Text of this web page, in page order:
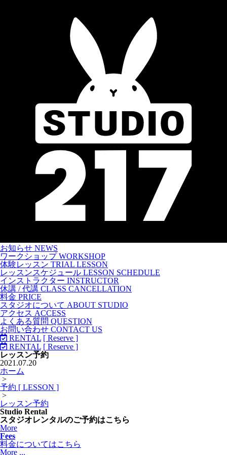
お知らせ NEWS
ワークショップ WORKSHOP
体験レッスン TRIAL LESSON
レッスンスケジュール LESSON SCHEDULE
インストラクター INSTRUCTOR
休講 / 代講 CLASS CANCELLATION
料金 PRICE
スタジオについて ABOUT STUDIO
アクセス ACCESS
よくある質問 QUESTION
お問い合わせ CONTACT US
RENTAL [ Reserve ]
RENTAL [ Reserve ]
レッスン予約
2021.07.20
ホーム
>
予約 [ LESSON ]
>
レッスン予約
Studio Rental
スタジオレンタルのご予約はこちら
More
Fees
料金についてはこちら
More ...